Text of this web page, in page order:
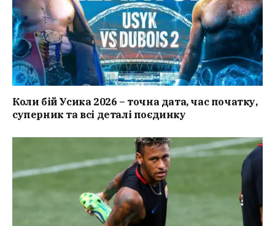
Коли бій Усика 2026 – точна дата, час початку,
суперник та всі деталі поєдинку